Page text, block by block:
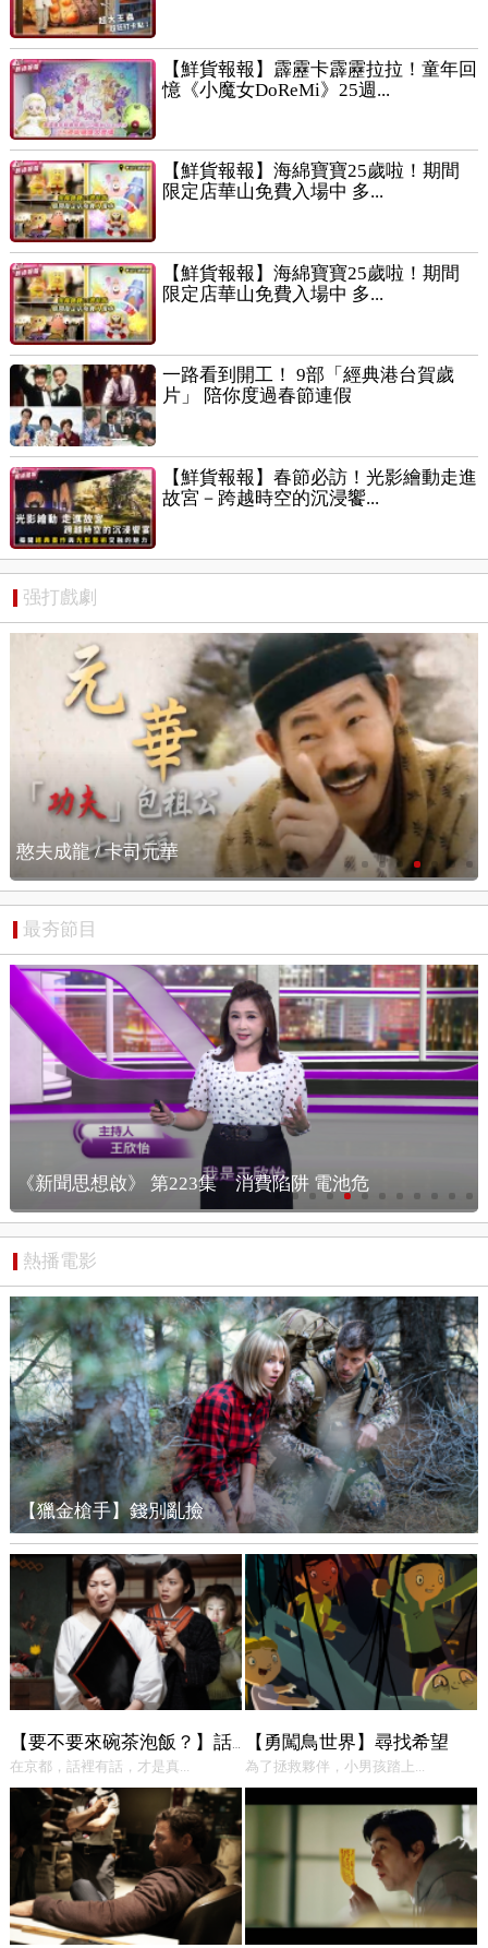
【鮮貨報報】霹靂卡霹靂拉拉！童年回
憶《小魔女DoReMi》25週...
【鮮貨報報】海綿寶寶25歲啦！期間
限定店華山免費入場中 多...
【鮮貨報報】海綿寶寶25歲啦！期間
限定店華山免費入場中 多...
一路看到開工！ 9部「經典港台賀歲
片」 陪你度過春節連假
【鮮貨報報】春節必訪！光影繪動走進
故宮－跨越時空的沉浸饗...
强打戲劇
憨夫成龍 / 搶先看
最夯節目
《漢光演習！ 應對中國軍事行動！ 擊破中共...
熱播電影
【獵金槍手】錢別亂撿
【要不要來碗茶泡飯？】話中有話
在京都，話裡有話，才是真...
【勇闖鳥世界】尋找希望
為了拯救夥伴，小男孩踏上...